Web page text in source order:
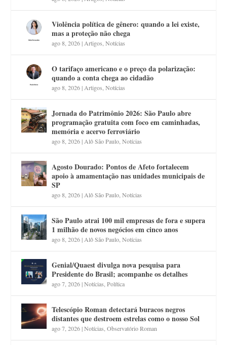
Violência política de gênero: quando a lei existe,
mas a proteção não chega
ago 8, 2026| Artigos ,Notícias
O tarifaço americano e o preço da polarização:
quando a conta chega ao cidadão
ago 8, 2026| Artigos ,Notícias
Jornada do Patrimônio 2026: São Paulo abre
programação gratuita com foco em caminhadas,
memória e acervo ferroviário
ago 8, 2026| Alô São Paulo ,Notícias
Agosto Dourado: Pontos de Afeto fortalecem
apoio à amamentação nas unidades municipais de
SP
ago 8, 2026| Alô São Paulo ,Notícias
São Paulo atrai 100 mil empresas de fora e supera
1 milhão de novos negócios em cinco anos
ago 8, 2026| Alô São Paulo ,Notícias
Genial/Quaest divulga nova pesquisa para
Presidente do Brasil; acompanhe os detalhes
ago 7, 2026|Notícias ,Política
Telescópio Roman detectará buracos negros
distantes que destroem estrelas como o nosso Sol
ago 7, 2026|Notícias ,Observatório Roman